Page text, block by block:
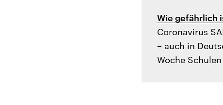
Wie gefährlich
Coronavirus
– auch in
Woche